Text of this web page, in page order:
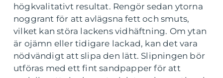
högkvalitativt resultat. Rengör sedan ytorna
noggrant för att avlägsna fett och smuts,
vilket kan störa lackens vidhäftning. Om ytan
är ojämn eller tidigare lackad, kan det vara
nödvändigt att slipa den lätt. Slipningen bör
utföras med ett fint sandpapper för att